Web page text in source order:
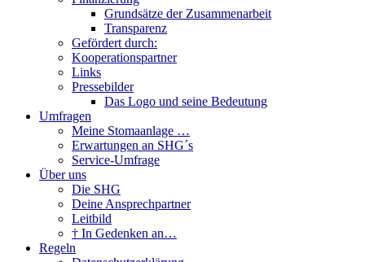
Grundsätze der Zusammenarbeit
Transparenz
Gefördert durch:
Kooperationspartner
Links
Pressebilder
Das Logo und seine Bedeutung
Umfragen
Meine Stomaanlage …
Erwartungen an SHG´s
Service-Umfrage
Über uns
Die SHG
Deine Ansprechpartner
Leitbild
† In Gedenken an…
Regeln